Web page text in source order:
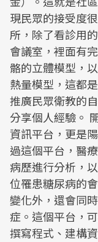
現民眾的接受度
所，除了看診用
會議室，裡面有
骼的立體模型，
熱量模型，這都
推廣民眾衛教的
分享個人經驗。
資訊平台，更是
過這個平台，醫
病歷進行分析，
位罹患糖尿病的
變化外，還會同
症。這個平台，
撰寫程式、建構